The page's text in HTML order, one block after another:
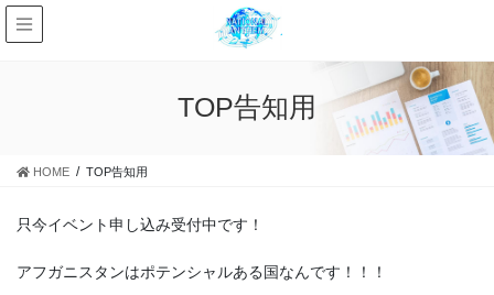
TOP告知用
HOME TOP告知用
只今イベント申し込み受付中です！
アフガニスタンはポテンシャルある国なんです！！！